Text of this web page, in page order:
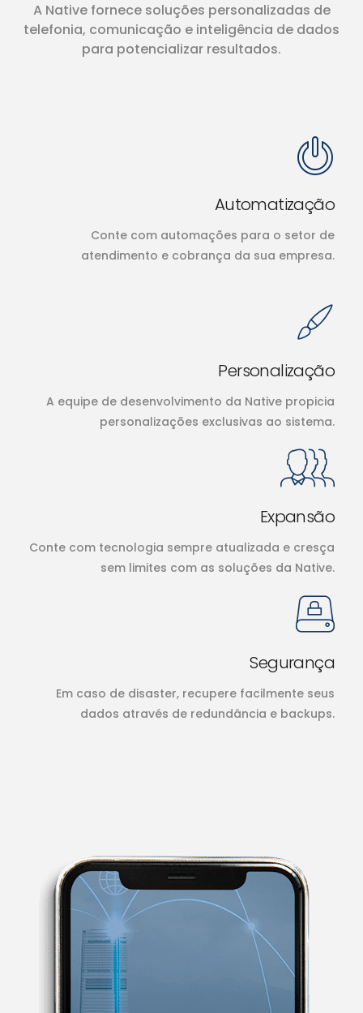
A Native fornece soluções personalizadas de
telefonia, comunicação e inteligência de dados
para potencializar resultados.
Automatização
Conte com automações para o setor de
atendimento e cobrança da sua empresa.
Personalização
A equipe de desenvolvimento da Native propicia
personalizações exclusivas ao sistema.
Expansão
Conte com tecnologia sempre atualizada e cresça
sem limites com as soluções da Native.
Segurança
Em caso de disaster, recupere facilmente seus
dados através de redundância e backups.